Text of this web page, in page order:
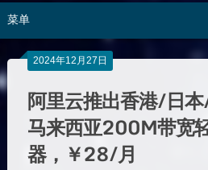
菜单
2024年12月27日
阿里云推出香港/日
马来西亚200M带宽
器，￥28/月